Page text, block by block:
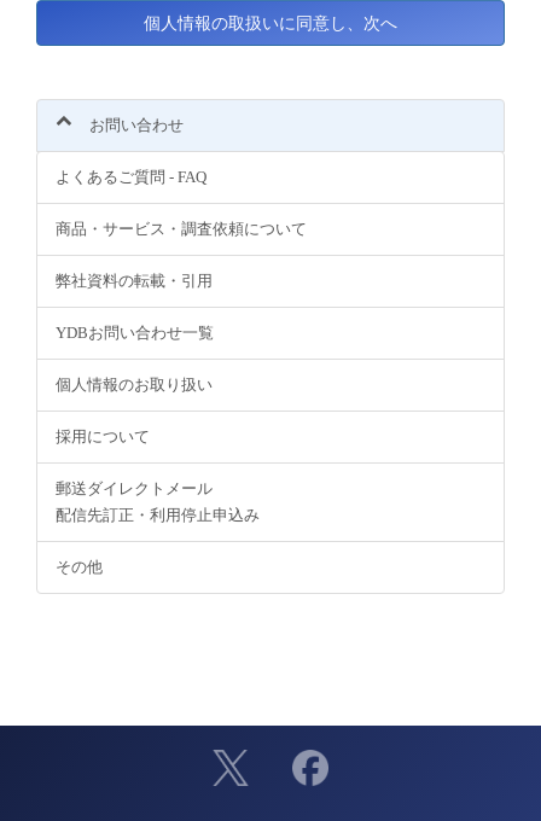
お問い合わせ
よくあるご質問 - FAQ
商品・サービス・調査依頼について
弊社資料の転載・引用
YDBお問い合わせ一覧
個人情報のお取り扱い
採用について
郵送ダイレクトメール
配信先訂正・利用停止申込み
その他